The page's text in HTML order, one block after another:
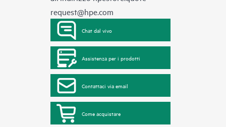
request@hpe.com
Chat dal vivo
Assistenza per i prodotti
Contattaci via email
Come acquistare